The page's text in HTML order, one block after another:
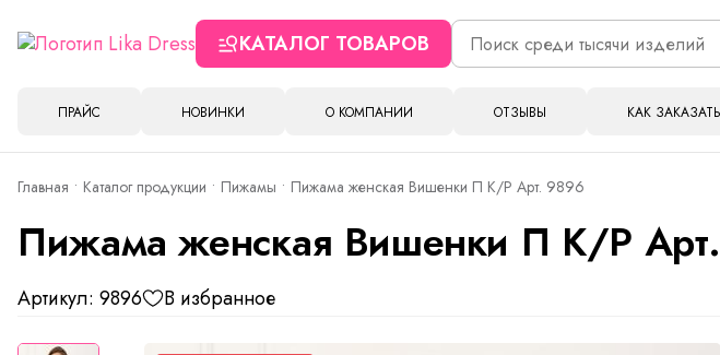
КАТАЛОГ ТОВАРОВ
ПРАЙС НОВИНКИ О КОМПАНИИ ОТЗЫВЫ КАК ЗАКАЗАТЬ
Главная Каталог продукции Пижамы Пижама женская Вишенки П К/Р Арт. 9896
Пижама женская Вишенки П К/Р
Артикул: 9896 В избранное